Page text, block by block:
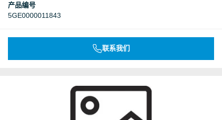
产品编号
5GE0000011843
联系我们